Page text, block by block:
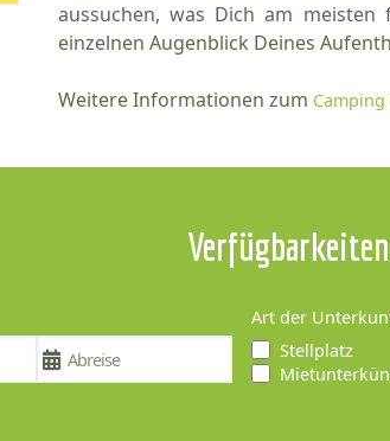
aussuchen, was Dich am
einzelnen Augenblick Deines
Weitere Informationen zum
Art der
Stellplatz